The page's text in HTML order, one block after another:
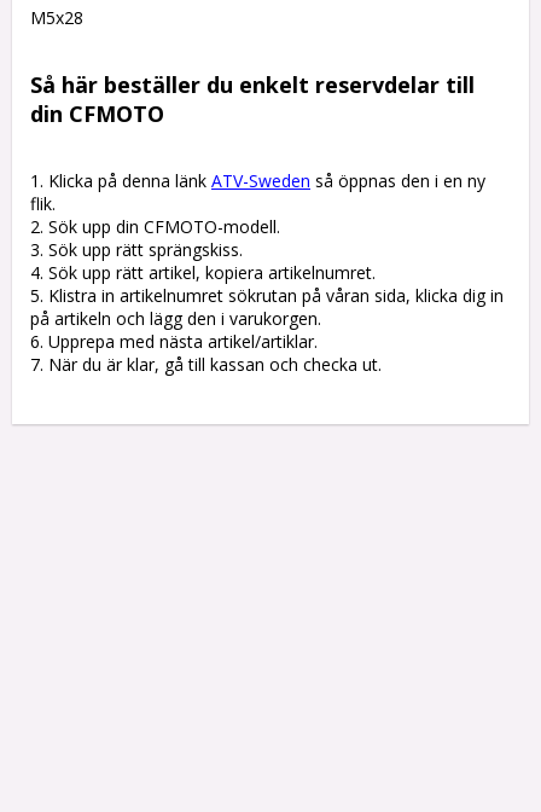
M5x28
Så här beställer du enkelt reservdelar till
din CFMOTO
1. Klicka på denna länk ATV-Sweden så öppnas den i en ny
flik.
2. Sök upp din CFMOTO-modell.
3. Sök upp rätt sprängskiss.
4. Sök upp rätt artikel, kopiera artikelnumret.
5. Klistra in artikelnumret sökrutan på våran sida, klicka dig in
på artikeln och lägg den i varukorgen.
6. Upprepa med nästa artikel/artiklar.
7. När du är klar, gå till kassan och checka ut.